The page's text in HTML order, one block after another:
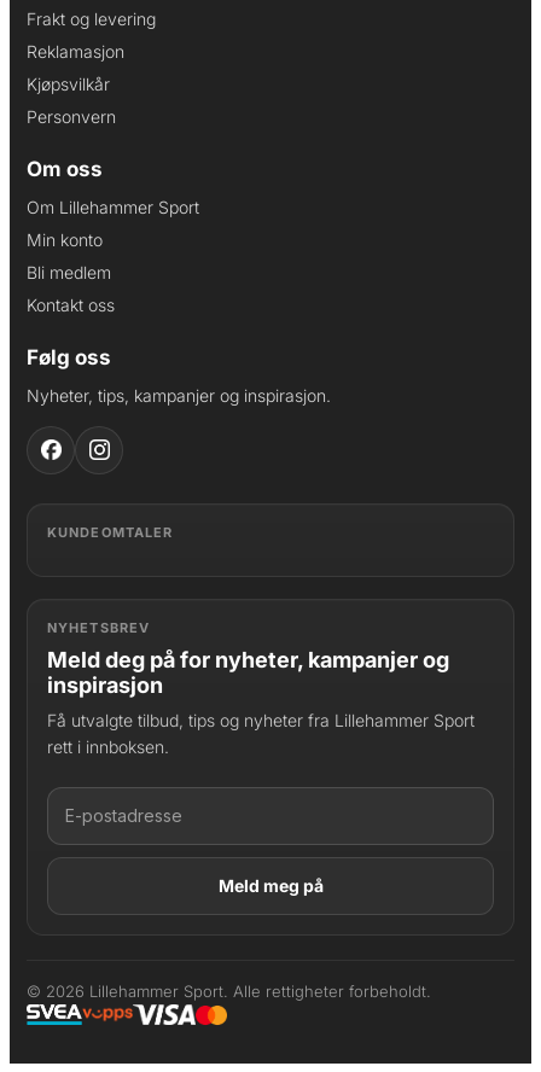
Frakt og levering
Reklamasjon
Kjøpsvilkår
Personvern
Om oss
Om Lillehammer Sport
Min konto
Bli medlem
Kontakt oss
Følg oss
Nyheter, tips, kampanjer og inspirasjon.
KUNDEOMTALER
NYHETSBREV
Meld deg på for nyheter, kampanjer og
inspirasjon
Få utvalgte tilbud, tips og nyheter fra Lillehammer Sport
rett i innboksen.
© 2026 Lillehammer Sport. Alle rettigheter forbeholdt.
LAGT I HANDLEKURV
Produktet er lagt til